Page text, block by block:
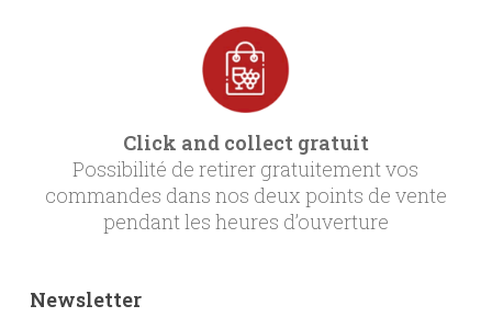
Click and collect gratuit
Possibilité de retirer gratuitement vos
commandes dans nos deux points de vente
pendant les heures d’ouverture
Newsletter